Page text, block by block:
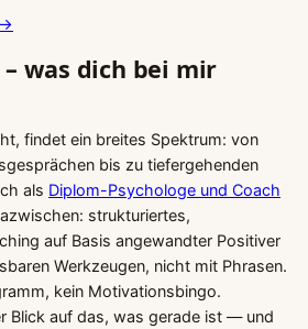
→
was dich bei mir
findet ein breites Spektrum: von
bis zu tiefergehenden
als Diplom-Psychologe und Coach
strukturiertes,
auf Basis angewandter Positiver
Werkzeugen, nicht mit Phrasen.
kein Motivationsbingo.
Blick auf das, was gerade ist — und